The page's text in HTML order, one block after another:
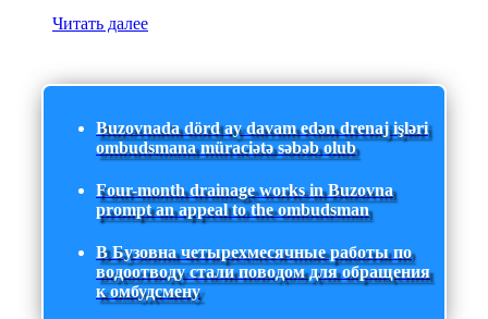
Читать далее
Buzovnada dörd ay davam edən drenaj işləri
ombudsmana müraciətə səbəb olub
Four-month drainage works in Buzovna
prompt an appeal to the ombudsman
В Бузовна четырехмесячные работы по
водоотводу стали поводом для обращения
к омбудсмену